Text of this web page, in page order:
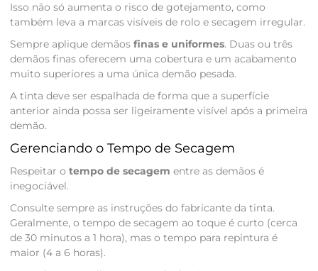
Isso não só aumenta o risco de gotejamento, como
também leva a marcas visíveis de rolo e secagem irregular.
Sempre aplique demãos finas e uniformes. Duas ou três
demãos finas oferecem uma cobertura e um acabamento
muito superiores a uma única demão pesada.
A tinta deve ser espalhada de forma que a superfície
anterior ainda possa ser ligeiramente visível após a primeira
demão.
Gerenciando o Tempo de Secagem
Respeitar o tempo de secagem entre as demãos é
inegociável.
Consulte sempre as instruções do fabricante da tinta.
Geralmente, o tempo de secagem ao toque é curto (cerca
de 30 minutos a 1 hora), mas o tempo para repintura é
maior (4 a 6 horas).